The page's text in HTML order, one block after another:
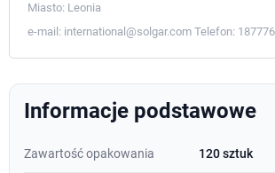
Miasto: Leonia
e-mail: international@solgar.com Telefon:
Informacje podstawowe
Zawartość opakowania 120 sztuk